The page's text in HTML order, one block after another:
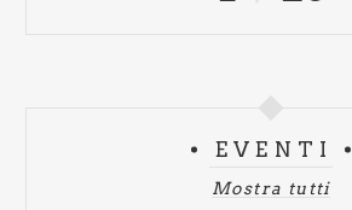
EVENTI
Mostra tutti